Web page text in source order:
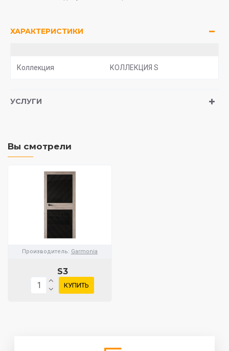
ХАРАКТЕРИСТИКИ
Коллекция КОЛЛЕКЦИЯ S
УСЛУГИ
Вы смотрели
Производитель: Garmonia
S3
КУПИТЬ